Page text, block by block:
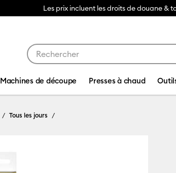
Les prix incluent les droits de douane &
Machines de découpe Presses à chaud
Tous les jours